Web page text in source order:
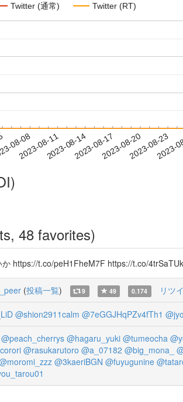
Twitter (通常) Twitter (RT)
08-08
2023-08-112023-08-142023-08-172023-08-202023-08-23
2023-
48 favorites)
https://t.co/peH1FheM7F https://t.co/
(投稿一覧) 9 49 0.174 リツ
@shion2911calm @7eGGJHqPZv4fTh1
@peach_cherrys @hagaru_yuki @tumeocha
@rasukarutoro @a_07182 @big_mona_
@3kaeriBGN @fuyugunine